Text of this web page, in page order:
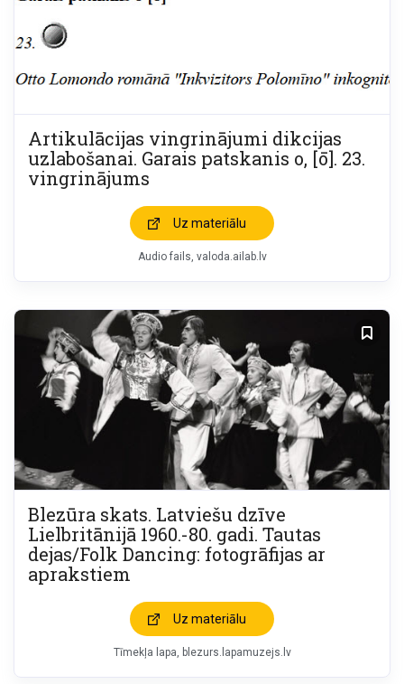
Artikulācijas vingrinājumi dikcijas
uzlabošanai. Garais patskanis o, [ō]. 23.
vingrinājums
Uz materiālu
Audio fails valoda.ailab.lv
Blezūra skats. Latviešu dzīve
Lielbritānijā 1960.-80. gadi. Tautas
dejas/Folk Dancing: fotogrāfijas ar
aprakstiem
Uz materiālu
Tīmekļa lapa blezurs.lapamuzejs.lv